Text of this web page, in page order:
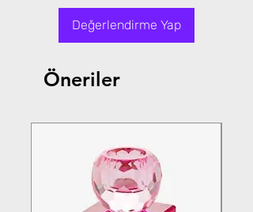
Değerlendirme Yap
Öneriler